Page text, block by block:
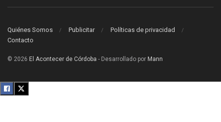
Quiénes Somos Publicitar
Políticas de privacidad
Contacto
© 2026 El Acontecer de Córdoba - Desarrollado por Mann